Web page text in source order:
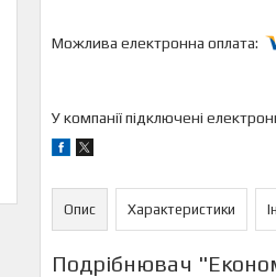
У компанії підключені
Опис Характеристики
Подрібнювач